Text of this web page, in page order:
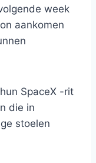
week
aankomen
SpaceX -rit
die in
stoelen